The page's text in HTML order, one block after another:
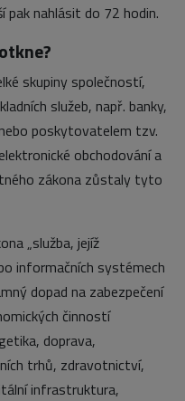
nahlásit do 72 hodin.
skupiny společností,
služeb, např. banky,
poskytovatelem tzv.
obchodování a
zákona zůstaly tyto
„služba, jejíž
informačních systémech
dopad na zabezpečení
činností
doprava,
trhů, zdravotnictví,
infrastruktura,